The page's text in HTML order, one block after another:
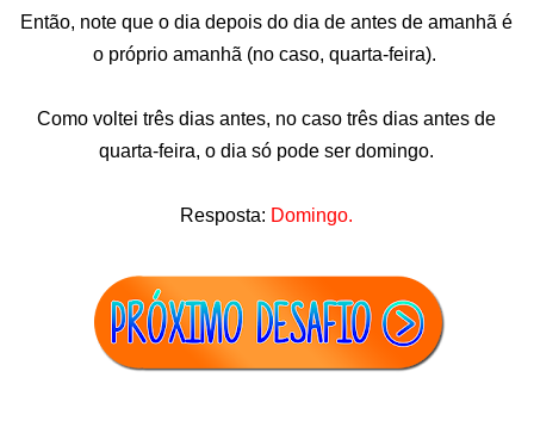
Então, note que o dia depois do dia de antes de amanhã é
o próprio amanhã (no caso, quarta-feira).
Como voltei três dias antes, no caso três dias antes de
quarta-feira, o dia só pode ser domingo.
Resposta: Domingo.